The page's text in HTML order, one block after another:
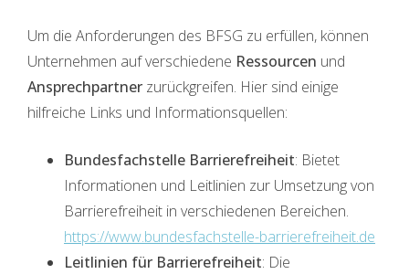
Um die Anforderungen des BFSG zu erfüllen, können
Unternehmen auf verschiedene Ressourcen und
Ansprechpartner zurückgreifen. Hier sind einige
hilfreiche Links und Informationsquellen:
Bundesfachstelle Barrierefreiheit: Bietet
Informationen und Leitlinien zur Umsetzung von
Barrierefreiheit in verschiedenen Bereichen.
https://www.bundesfachstelle-barrierefreiheit.de
Leitlinien für Barrierefreiheit: Die